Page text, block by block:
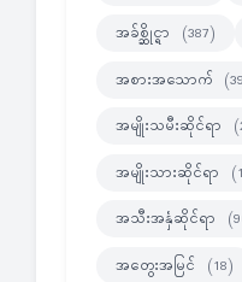
အခ်စ္ဆိုင္ရာ (387)
အစားအသောက်
အမျိုးသမီးဆိုင်ရာ
အမျိုးသားဆိုင်ရာ
အသီးအနှံဆိုင်ရာ
အတွေးအမြင် (18)